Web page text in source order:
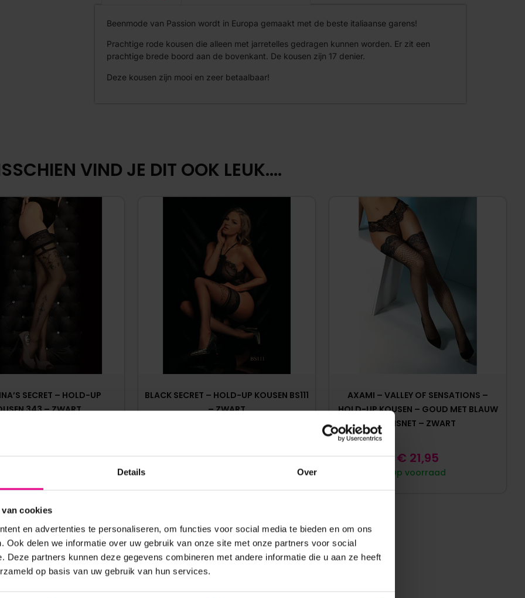
Details Over
cookies
en advertenties te personaliseren, om functies voor social media te bieden en om ons
Ook delen we informatie over uw gebruik van onze site met onze partners voor social
Deze partners kunnen deze gegevens combineren met andere informatie die u aan ze heeft
op basis van uw gebruik van hun services.
Beenmode van Passion wordt in Europa gemaakt met de beste italiaanse garens!
Prachtige rode kousen die alleen met jarretelles gedragen kunnen worden. Er zit een
prachtige brede boord aan de bovenkant. De kousen zijn 17 denier.
Deze kousen zijn mooi en zeer betaalbaar!
VIND JE DIT OOK LEUK....
SECRET – HOLD-UP
343 – ZWART
€22,95
BLACK SECRET – HOLD-UP KOUSEN BS111
– ZWART
€23,95
AXAMI – VALLEY OF SENSATIONS –
HOLD-UP KOUSEN – GOUD MET BLAUW
– VISNET – ZWART
Op voorraad
€ 21,95